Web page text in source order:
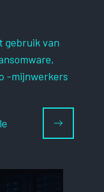
gebruik van
-mijnwerkers